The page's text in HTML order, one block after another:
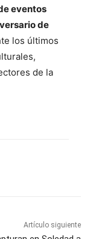
eventos
de
los últimos
de la
Artículo siguiente